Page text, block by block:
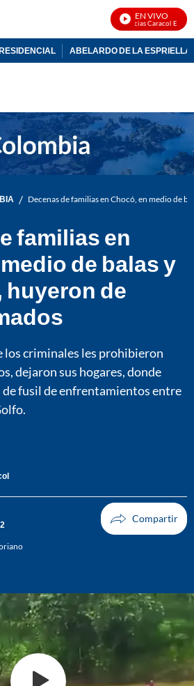
EN VIVO
Noticias Caracol En Vivo
ABELARDO DE LA ESPRIELLA
/ Decenas de familias en Chocó, en medio de
familias en
de balas y
huyeron de
los criminales les prohibieron
dejaron sus hogares, donde
fusil de enfrentamientos entre